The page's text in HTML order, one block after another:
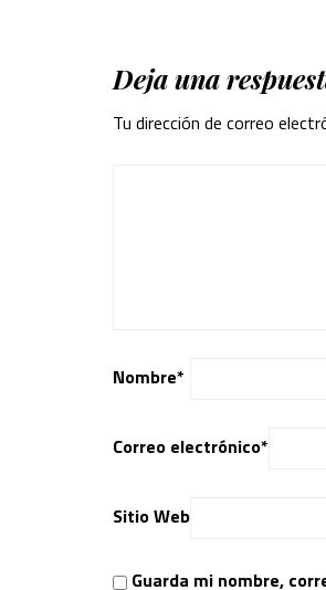
Deja una
Tu dirección de correo
Nombre*
Correo electrónico*
Sitio Web
Guarda mi nombre,